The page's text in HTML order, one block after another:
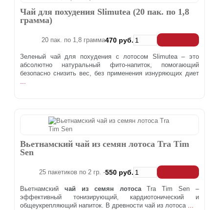
Чай для похудения Slimutea (20 пак. по 1,8
грамма)
20 пак. по 1,8 грамма470 руб.
Зеленый чай для похудения с лотосом Slimutea – это
абсолютно натуральный фито-напиток, помогающий
безопасно снизить вес, без применения изнуряющих диет
Вьетнамский чай из семян лотоса Tra Tim
Sen
25 пакетиков по 2 гр. -550 руб.
Вьетнамскийчай из семян лотосаTra Tim Sen –
эффективный тонизирующий, кардиотонический и
общеукрепляющий напиток. В древности чай из лотоса